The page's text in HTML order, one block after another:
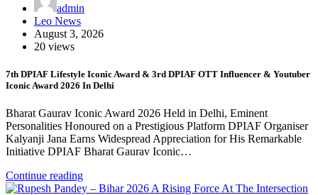
admin
Leo News
August 3, 2026
20 views
7th DPIAF Lifestyle Iconic Award & 3rd DPIAF OTT Influencer & Youtuber
Iconic Award 2026 In Delhi
Bharat Gaurav Iconic Award 2026 Held in Delhi, Eminent
Personalities Honoured on a Prestigious Platform DPIAF Organiser
Kalyanji Jana Earns Widespread Appreciation for His Remarkable
Initiative DPIAF Bharat Gaurav Iconic…
Continue reading